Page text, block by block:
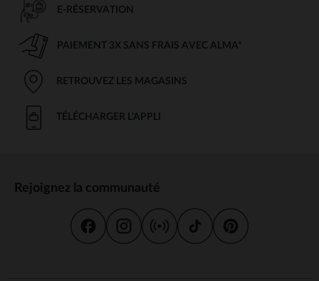
E-RÉSERVATION
PAIEMENT 3X SANS FRAIS AVEC ALMA*
RETROUVEZ LES MAGASINS
TÉLÉCHARGER L'APPLI
Rejoignez la communauté